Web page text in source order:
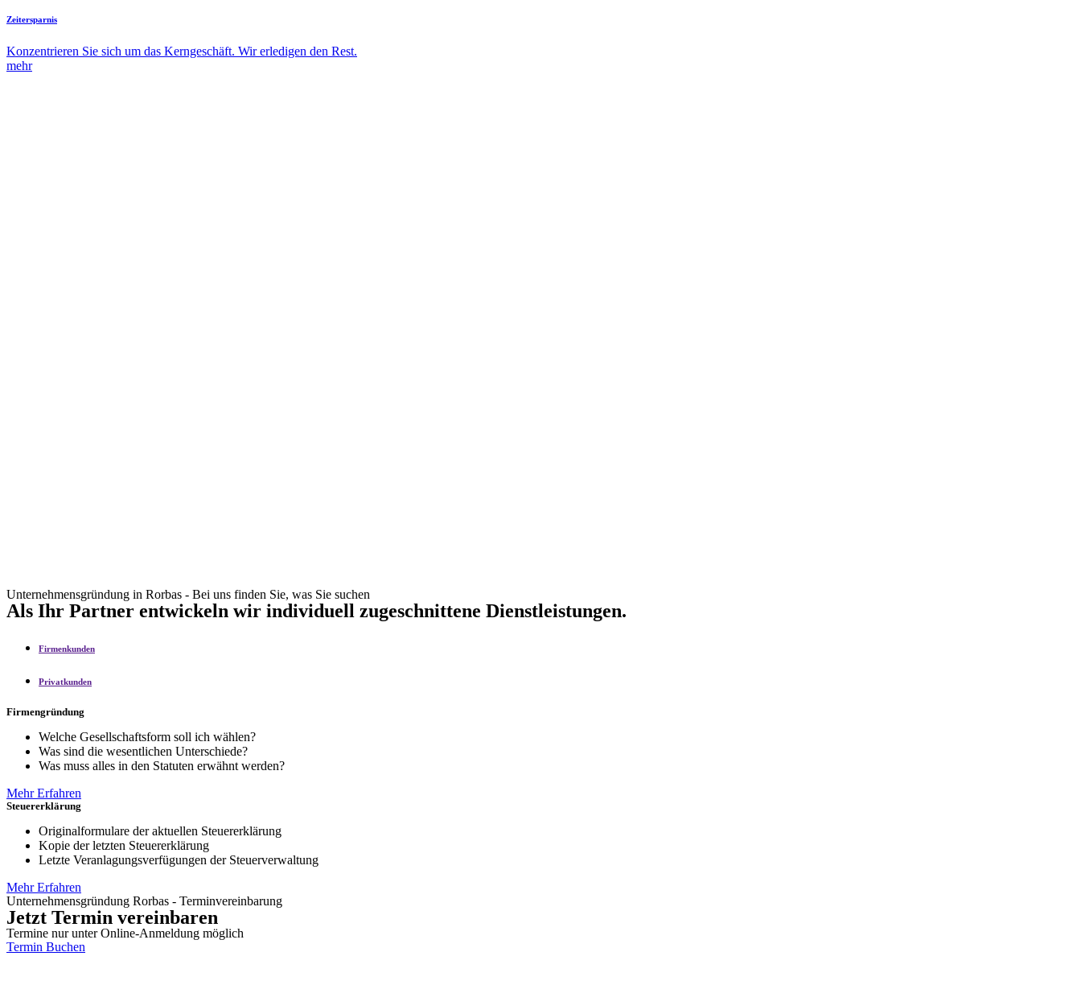
Zeitersparnis
Konzentrieren Sie sich um das Kerngeschäft. Wir erledigen den Rest.
mehr
Unternehmensgründung in Rorbas - Bei uns finden Sie, was Sie suchen
Als Ihr Partner entwickeln wir individuell zugeschnittene Dienstleistungen.
Firmenkunden
Privatkunden
Firmengründung
Welche Gesellschaftsform soll ich wählen?
Was sind die wesentlichen Unterschiede?
Was muss alles in den Statuten erwähnt werden?
Mehr Erfahren
Steuererklärung
Originalformulare der aktuellen Steuererklärung
Kopie der letzten Steuererklärung
Letzte Veranlagungsverfügungen der Steuerverwaltung
Mehr Erfahren
Unternehmensgründung Rorbas - Terminvereinbarung
Jetzt Termin vereinbaren
Termine nur unter Online-Anmeldung möglich
Termin Buchen